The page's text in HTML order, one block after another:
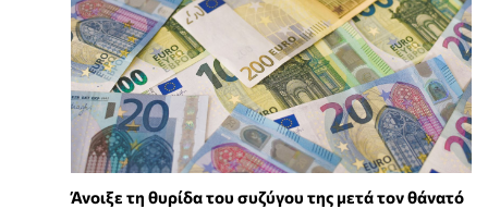
Άνοιξε τη θυρίδα του συζύγου της μετά τον θάνατό